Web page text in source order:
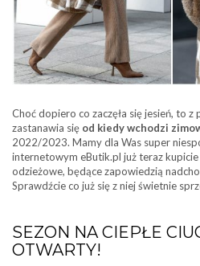
Choć dopiero co zaczęła się jesień, to z
zastanawia się od kiedy wchodzi
2022/2023. Mamy dla Was super
internetowym eButik.pl już teraz
odzieżowe, będące zapowiedzią
Sprawdźcie co już się z niej świetnie
SEZON NA CIEPŁE
OTWARTY!